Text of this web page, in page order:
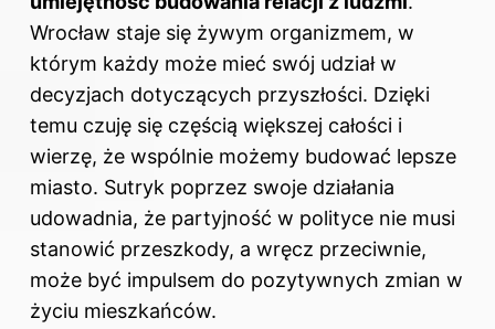
Wrocław staje się żywym organizmem, w
którym każdy może mieć swój udział w
decyzjach dotyczących przyszłości. Dzięki
temu czuję się częścią większej całości i
wierzę, że wspólnie możemy budować lepsze
miasto. Sutryk poprzez swoje działania
udowadnia, że partyjność w polityce nie musi
stanowić przeszkody, a wręcz przeciwnie,
może być impulsem do pozytywnych zmian w
życiu mieszkańców.